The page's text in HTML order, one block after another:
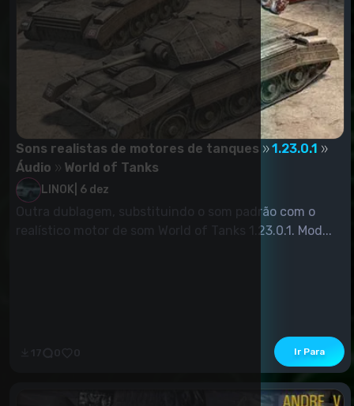
Sons realistas de motores de tanques
1.23.0.1
Áudio
World of Tanks
LINOK 6 dez
Outra dublagem, substituindo o som padrão com o
realístico motor de som World of Tanks 1.23.0.1. Mod...
Ir Para